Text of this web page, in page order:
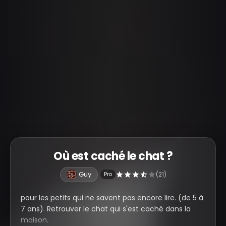
Où est caché le chat ?
Guy Pro (21)
pour les petits qui ne savent pas encore lire. (de 5 à
7 ans). Retrouver le chat qui s'est caché dans la
maison.